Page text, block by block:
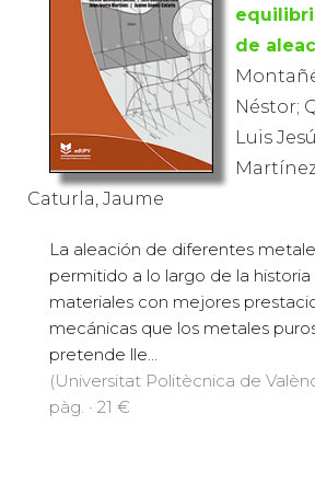
de
Néstor;
Luis
Caturla, Jaume
La aleación de diferentes
permitido a lo largo de la
materiales con mejores
mecánicas que los metales
pretende lle...
(Universitat Politècnica de
pàg. · 21 €